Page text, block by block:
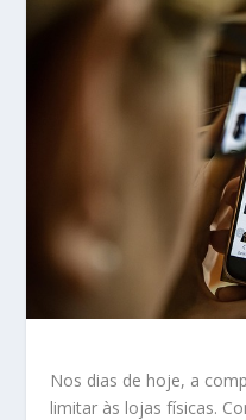
Nos dias de hoje, a
limitar às lojas físicas.